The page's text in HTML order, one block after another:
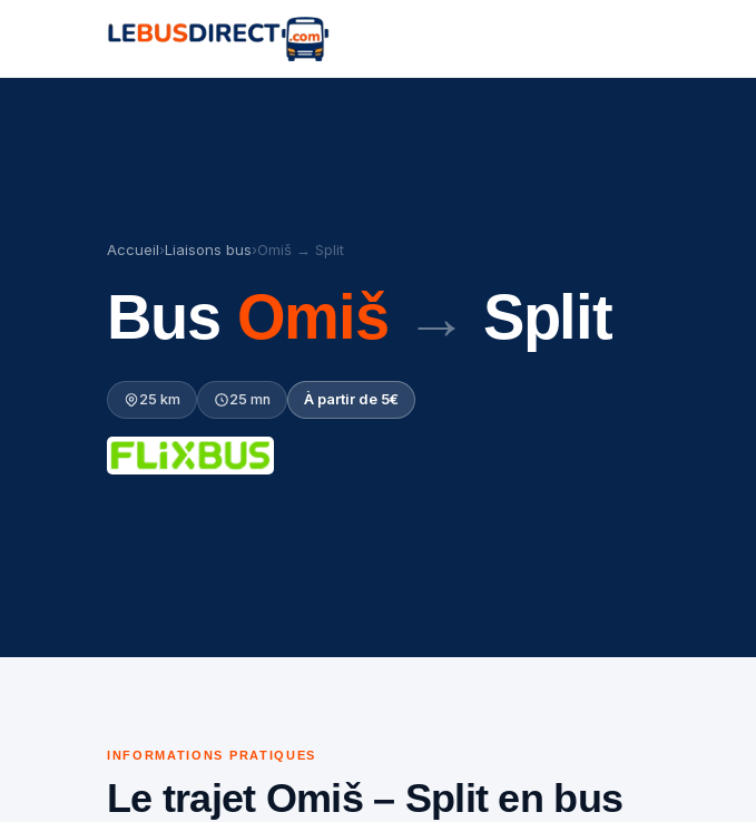
Accueil›Liaisons bus›Omiš → Split
Bus Omiš → Split
25 km 25 mn À partir de 5€
INFORMATIONS PRATIQUES
Le trajet Omiš – Split en bus